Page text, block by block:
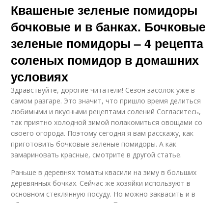
Квашеные зеленые помидоры
бочковые и в банках. Бочковые
зеленые помидоры – 4 рецепта
соленых помидор в домашних
условиях
Здравствуйте, дорогие читатели! Сезон засолок уже в
самом разгаре. Это значит, что пришло время делиться
любимыми и вкусными рецептами солений Согласитесь,
так приятно холодной зимой полакомиться овощами со
своего огорода. Поэтому сегодня я вам расскажу, как
приготовить бочковые зеленые помидоры. А как
замариновать красные, смотрите в другой статье.
Раньше в деревнях томаты квасили на зиму в больших
деревянных бочках. Сейчас же хозяйки используют в
основном стеклянную посуду. Но можно заквасить и в